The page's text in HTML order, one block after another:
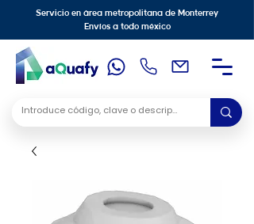
Servicio en área metropolitana de Monterrey
Envíos a todo méxico